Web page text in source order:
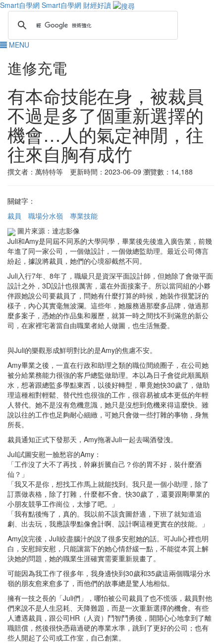
Smart自學網 Smart自學網 財經好讀
MENU
進修充電
有本命技能在身，被裁員
不過是多了個重新選擇的
機會…人的氣定神閒，往
往來自胸有成竹
撰文者：萬特特等 更新時間：2023-06-09 瀏覽數：14,188
關鍵字：
裁員
職場分水嶺
專業技能
圖片來源：達志影像
Juli和Amy是同屆不同系的大學同學，畢業後先後進入廣告業，前幾
年進了同一家公司，一個做設計，一個做總監助理。最近公司傳言
紛起，據說將裁員，她們的心境卻截然不同。
Juli入行7年、8年了，職級只是資深平面設計師，但她除了會做平面
設計之外，3D設計也很厲害，還在外面接案子。所以當同組的小夥
伴跟她說公司要裁員了，問她有什麼打算的時候，她裝作很驚訝的
樣子，內心其實毫無波瀾。這些年，她服務過那麼多品牌，做過那
麼多案子，憑她的作品集和履歷，就算一時之間找不到滿意的新公
司，在家裡宅著當自由職業者給人做圖，也生活無憂。
與Juli的樂觀形成鮮明對比的是Amy的焦慮不安。
Amy畢業之後，一直在行政和助理之類的職位間繞圈子，在公司她
被分給業務能力很強的客戶總監做助理。本以為日子會從此順風順
水，想著跟總監多學點東西，以後好轉型，畢竟她快30歲了，做助
理這種相對輕鬆、替代性也很強的工作，很容易被成本更低的年輕
人替代。她不是沒有危機意識，她只是沒想到危機來得這麼快。雖
說以往的工作也足夠耐心細緻，可她只會做一些打雜的事物，身無
所長。
裁員通知正式下發那天，Amy拖著Juli一起去喝酒發洩。
Juli試圖安慰一臉愁容的Amy：
「工作沒了大不了再找，幹麻折騰自己？你的胃不好，裝什麼酒
仙？」
「我又不是你，想找工作馬上就能找到。我只是一個小助理，除了
訂票做表格，除了打雜，什麼都不會。快30歲了，還要跟剛畢業的
小朋友競爭工作崗位，太慘了吧。」
「我有點後悔了，真的。我以前不該貪圖舒適，下班了就知道追
劇、出去玩，我應該學點像會計啊、設計啊這種更實在的技能。」
Amy說完後，Juli絞盡腦汁的說了很多安慰她的話。可Juli心裡也明
白，安慰歸安慰，只能讓當下的她心情舒緩一點，不能從本質上解
決她的問題，她的職業生涯確實需要重新規畫了。
可能因為我工作了很多年，我身邊快到30歲和35歲這兩個職場分水
嶺的朋友愈來愈多了，而他們的故事總是驚人地相似。
擁有一技之長的「Juli們」，哪怕被公司裁員了也不慌張，裁員對他
們來說不是人生惡耗、天降難題，而是一次重新選擇的機會。有些
人遭遇裁員，跟公司HR（人資）鬥智鬥勇後，開開心心地拿到了離
職賠償，然後很快憑藉過硬的專業水準，跳到了更好的公司；也有
些人開起了公司或工作室，自己創業。